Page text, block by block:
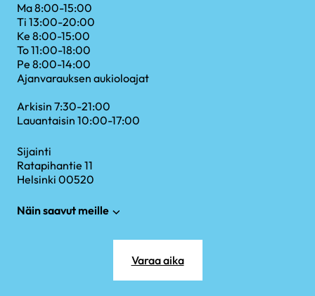
Varaa aika
Ma 8:00-15:00
Ti 13:00-20:00
Ke 8:00-15:00
To 11:00-18:00
Pe 8:00-14:00
Ajanvarauksen aukioloajat
Arkisin 7:30-21:00
Lauantaisin 10:00-17:00
Sijainti
Ratapihantie 11
Helsinki 00520
Näin saavut meille